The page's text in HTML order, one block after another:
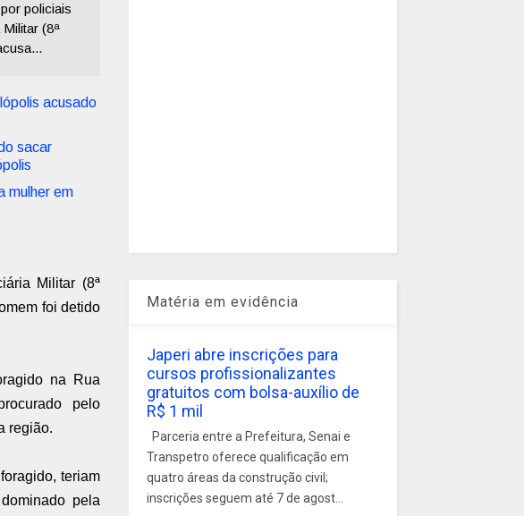
policiais
(8ª
acusado
sacar
mulher em
Militar (8ª
foi detido
na Rua
pelo
região.
teriam
pela
Matéria em evidência
Japeri abre inscrições para
cursos profissionalizantes
gratuitos com bolsa-auxílio de
R$ 1 mil
Parceria entre a Prefeitura, Senai e
Transpetro oferece qualificação em
quatro áreas da construção civil;
inscrições seguem até 7 de agost...